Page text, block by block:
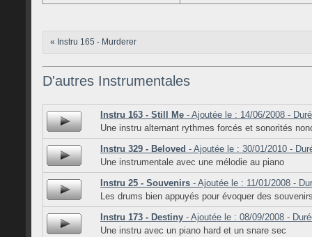
« Instru 165 - Murderer
D'autres Instrumentales
Instru 163 - Still Me - Ajoutée le : 14/06/2008 -
Une instru alternant rythmes forcés et sonorités
Instru 329 - Beloved - Ajoutée le : 30/01/2010 -
Une instrumentale avec une mélodie au piano
Instru 25 - Souvenirs - Ajoutée le : 11/01/2008 -
Les drums bien appuyés pour évoquer des
Instru 173 - Destiny - Ajoutée le : 08/09/2008 -
Une instru avec un piano hard et un snare sec